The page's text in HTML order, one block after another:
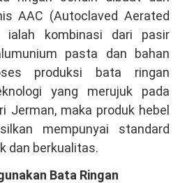
AAC (Autoclaved Aerated
ialah kombinasi dari pasir
pasta dan bahan
produksi bata ringan
yang merujuk pada
Jerman, maka produk hebel
mempunyai standard
dan berkualitas.
Bata Ringan